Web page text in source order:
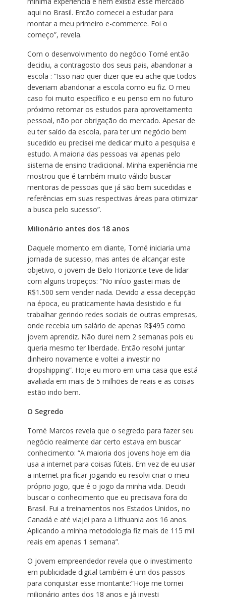
aqui no Brasil. Então comecei a estudar para
montar a meu primeiro e-commerce. Foi o
começo”, revela.
Com o desenvolvimento do negócio Tomé então
decidiu, a contragosto dos seus pais, abandonar a
escola : “Isso não quer dizer que eu ache que todos
deveriam abandonar a escola como eu fiz. O meu
caso foi muito específico e eu penso em no futuro
próximo retomar os estudos para aproveitamento
pessoal, não por obrigação do mercado. Apesar de
eu ter saído da escola, para ter um negócio bem
sucedido eu precisei me dedicar muito a pesquisa e
estudo. A maioria das pessoas vai apenas pelo
sistema de ensino tradicional. Minha experiência me
mostrou que é também muito válido buscar
mentoras de pessoas que já são bem sucedidas e
referências em suas respectivas áreas para otimizar
a busca pelo sucesso”.
Milionário antes dos 18 anos
Daquele momento em diante, Tomé iniciaria uma
jornada de sucesso, mas antes de alcançar este
objetivo, o jovem de Belo Horizonte teve de lidar
com alguns tropeços: “No início gastei mais de
R$1.500 sem vender nada. Devido a essa decepção
na época, eu praticamente havia desistido e fui
trabalhar gerindo redes sociais de outras empresas,
onde recebia um salário de apenas R$495 como
jovem aprendiz. Não durei nem 2 semanas pois eu
queria mesmo ter liberdade. Então resolvi juntar
dinheiro novamente e voltei a investir no
dropshipping”. Hoje eu moro em uma casa que está
avaliada em mais de 5 milhões de reais e as coisas
estão indo bem.
O Segredo
Tomé Marcos revela que o segredo para fazer seu
negócio realmente dar certo estava em buscar
conhecimento: “A maioria dos jovens hoje em dia
usa a internet para coisas fúteis. Em vez de eu usar
a internet pra ficar jogando eu resolvi criar o meu
próprio jogo, que é o jogo da minha vida. Decidi
buscar o conhecimento que eu precisava fora do
Brasil. Fui a treinamentos nos Estados Unidos, no
Canadá e até viajei para a Lithuania aos 16 anos.
Aplicando a minha metodologia fiz mais de 115 mil
reais em apenas 1 semana”.
O jovem empreendedor revela que o investimento
em publicidade digital também é um dos passos
para conquistar esse montante:”Hoje me tornei
milionário antes dos 18 anos e já investi